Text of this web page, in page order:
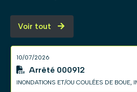
Voir tout
10/07/2026
Arrêté 000912